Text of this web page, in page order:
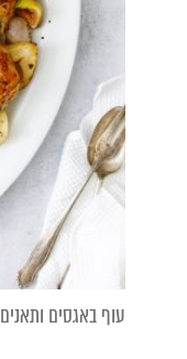
עוף באגסים ותאנים